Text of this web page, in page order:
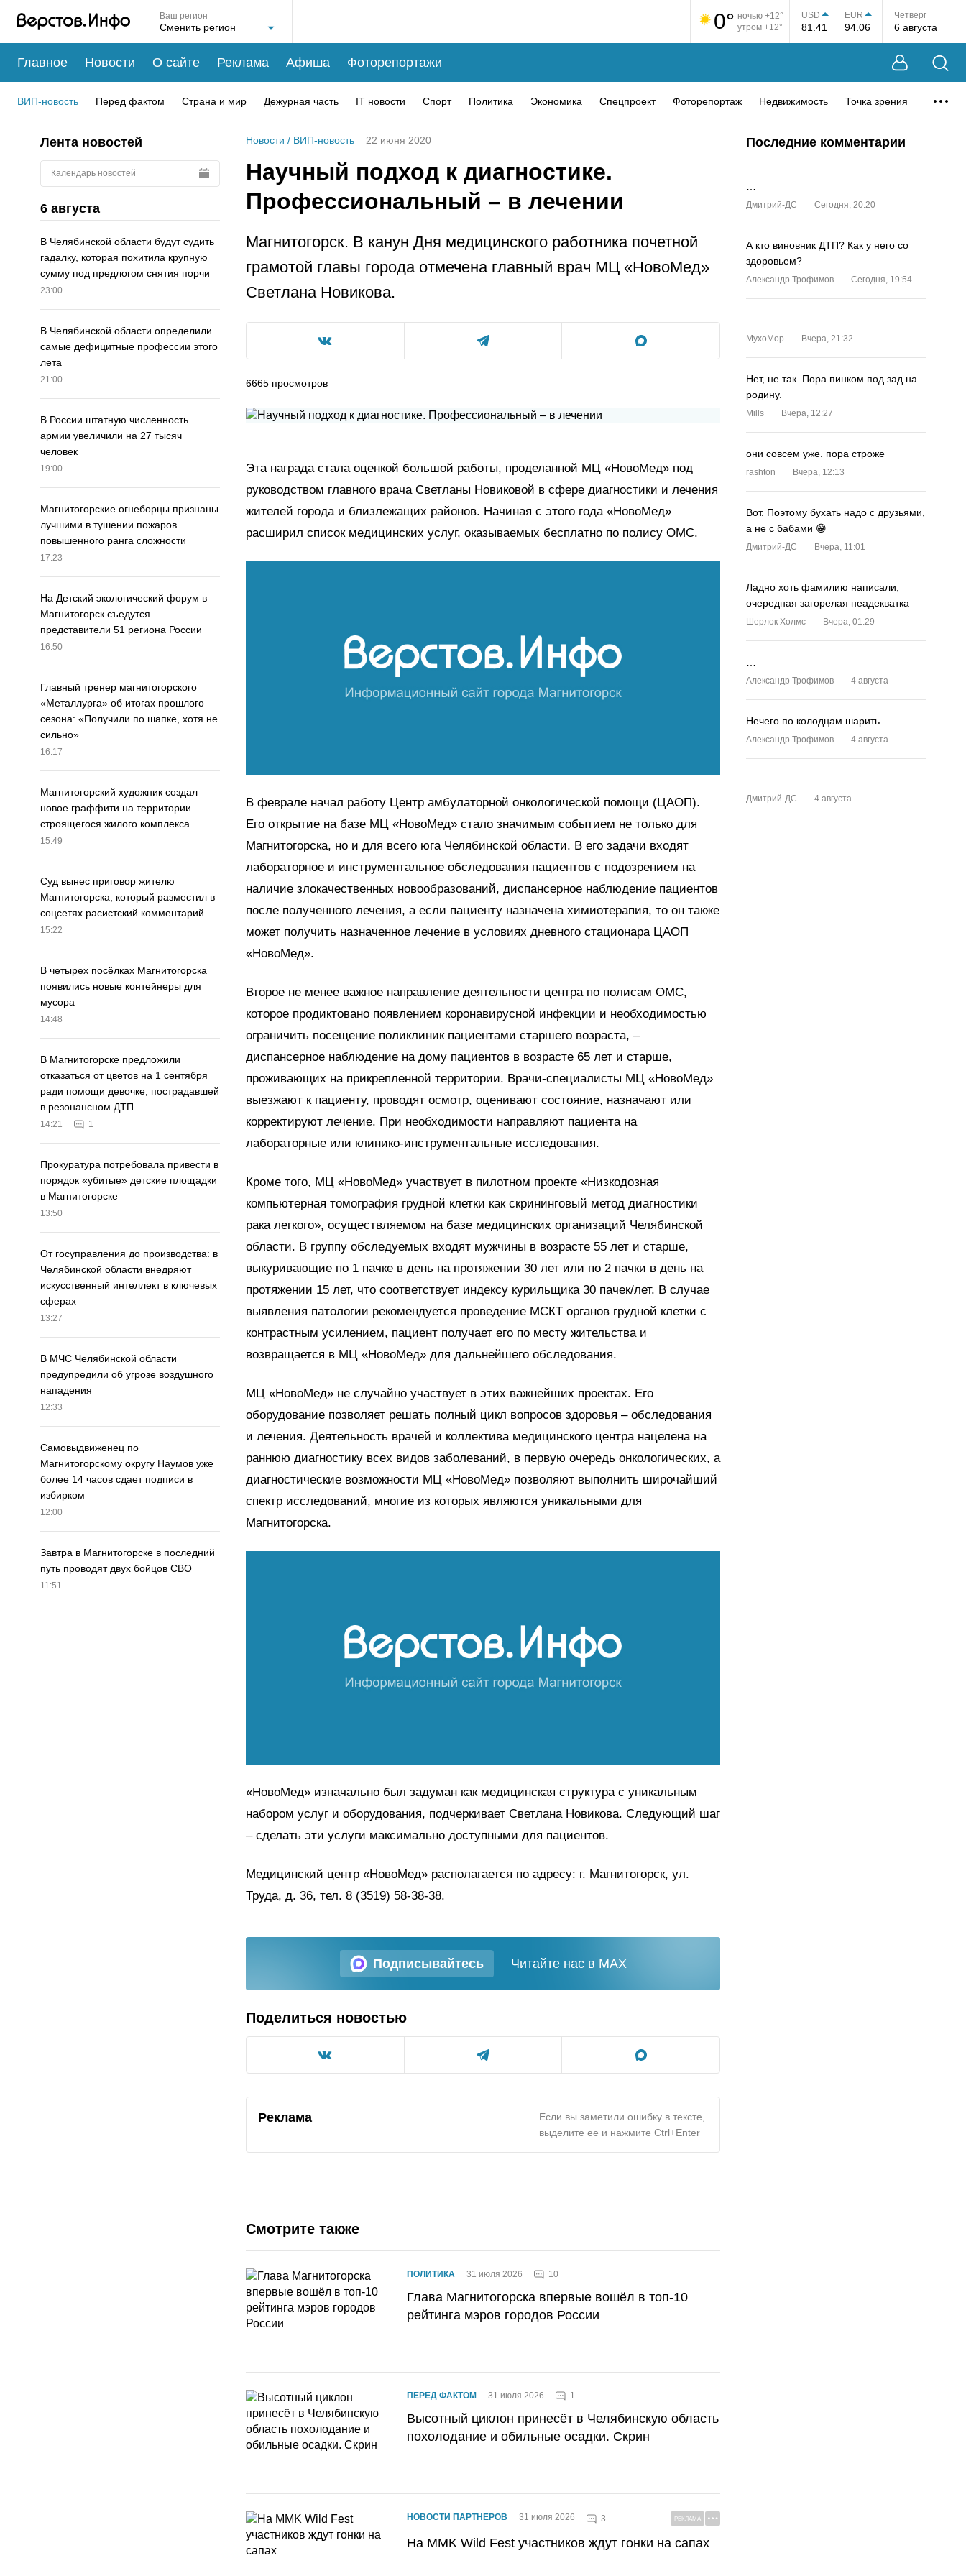
Ваш регион 0° ночью +12°
утром +12°
USD
81.41
EUR
94.06
Четверг
6 августа
Главное Новости О сайте Реклама Афиша Фоторепортажи
ВИП-новость Перед фактом Страна и мир Дежурная часть IT новости Спорт Политика Экономика Спецпроект Фоторепортаж Недвижимость Точка зрения
Лента новостей
Календарь новостей
6 августа
В Челябинской области будут судить
гадалку, которая похитила крупную
сумму под предлогом снятия порчи
23:00
В Челябинской области определили
самые дефицитные профессии этого
лета
21:00
В России штатную численность
армии увеличили на 27 тысяч
человек
19:00
Магнитогорские огнеборцы признаны
лучшими в тушении пожаров
повышенного ранга сложности
17:23
На Детский экологический форум в
Магнитогорск съедутся
представители 51 региона России
16:50
Главный тренер магнитогорского
«Металлурга» об итогах прошлого
сезона: «Получили по шапке, хотя не
сильно»
16:17
Магнитогорский художник создал
новое граффити на территории
строящегося жилого комплекса
15:49
Суд вынес приговор жителю
Магнитогорска, который разместил в
соцсетях расистский комментарий
15:22
В четырех посёлках Магнитогорска
появились новые контейнеры для
мусора
14:48
В Магнитогорске предложили
отказаться от цветов на 1 сентября
ради помощи девочке, пострадавшей
в резонансном ДТП
14:21 1
Прокуратура потребовала привести в
порядок «убитые» детские площадки
в Магнитогорске
13:50
От госуправления до производства: в
Челябинской области внедряют
искусственный интеллект в ключевых
сферах
13:27
В МЧС Челябинской области
предупредили об угрозе воздушного
нападения
12:33
Самовыдвиженец по
Магнитогорскому округу Наумов уже
более 14 часов сдает подписи в
избирком
12:00
Завтра в Магнитогорске в последний
путь проводят двух бойцов СВО
11:51
Новости / ВИП-новость 22 июня 2020
Научный подход к диагностике.
Профессиональный – в лечении
Магнитогорск. В канун Дня медицинского работника почетной
грамотой главы города отмечена главный врач МЦ «НовоМед»
Светлана Новикова.
6665 просмотров
Эта награда стала оценкой большой работы, проделанной МЦ «НовоМед» под
руководством главного врача Светланы Новиковой в сфере диагностики и лечения
жителей города и близлежащих районов. Начиная с этого года «НовоМед»
расширил список медицинских услуг, оказываемых бесплатно по полису ОМС.
В феврале начал работу Центр амбулаторной онкологической помощи (ЦАОП).
Его открытие на базе МЦ «НовоМед» стало значимым событием не только для
Магнитогорска, но и для всего юга Челябинской области. В его задачи входят
лабораторное и инструментальное обследования пациентов с подозрением на
наличие злокачественных новообразований, диспансерное наблюдение пациентов
после полученного лечения, а если пациенту назначена химиотерапия, то он также
может получить назначенное лечение в условиях дневного стационара ЦАОП
«НовоМед».
Второе не менее важное направление деятельности центра по полисам ОМС,
которое продиктовано появлением коронавирусной инфекции и необходимостью
ограничить посещение поликлиник пациентами старшего возраста, –
диспансерное наблюдение на дому пациентов в возрасте 65 лет и старше,
проживающих на прикрепленной территории. Врачи-специалисты МЦ «НовоМед»
выезжают к пациенту, проводят осмотр, оценивают состояние, назначают или
корректируют лечение. При необходимости направляют пациента на
лабораторные или клинико-инструментальные исследования.
Кроме того, МЦ «НовоМед» участвует в пилотном проекте «Низкодозная
компьютерная томография грудной клетки как скрининговый метод диагностики
рака легкого», осуществляемом на базе медицинских организаций Челябинской
области. В группу обследуемых входят мужчины в возрасте 55 лет и старше,
выкуривающие по 1 пачке в день на протяжении 30 лет или по 2 пачки в день на
протяжении 15 лет, что соответствует индексу курильщика 30 пачек/лет. В случае
выявления патологии рекомендуется проведение МСКТ органов грудной клетки с
контрастным усилением, пациент получает его по месту жительства и
возвращается в МЦ «НовоМед» для дальнейшего обследования.
МЦ «НовоМед» не случайно участвует в этих важнейших проектах. Его
оборудование позволяет решать полный цикл вопросов здоровья – обследования
и лечения. Деятельность врачей и коллектива медицинского центра нацелена на
раннюю диагностику всех видов заболеваний, в первую очередь онкологических, а
диагностические возможности МЦ «НовоМед» позволяют выполнить широчайший
спектр исследований, многие из которых являются уникальными для
Магнитогорска.
«НовоМед» изначально был задуман как медицинская структура с уникальным
набором услуг и оборудования, подчеркивает Светлана Новикова. Следующий шаг
– сделать эти услуги максимально доступными для пациентов.
Медицинский центр «НовоМед» располагается по адресу: г. Магнитогорск, ул.
Труда, д. 36, тел. 8 (3519) 58-38-38.
Подписывайтесь Читайте нас в MAX
Поделиться новостью
Реклама
Если вы заметили ошибку в тексте,
выделите ее и нажмите Ctrl+Enter
Смотрите также
ПОЛИТИКА 31 июля 2026 10
Глава Магнитогорска впервые вошёл в топ-10
рейтинга мэров городов России
ПЕРЕД ФАКТОМ 31 июля 2026 1
Высотный циклон принесёт в Челябинскую область
похолодание и обильные осадки. Скрин
НОВОСТИ ПАРТНЕРОВ 31 июля 2026 3 РЕКЛАМА
На MMK Wild Fest участников ждут гонки на сапах
Последние комментарии
Дмитрий-ДС Сегодня, 20:20
А кто виновник ДТП? Как у него со
здоровьем?
Александр Трофимов Сегодня, 19:54
MyxoMop Вчера, 21:32
Нет, не так. Пора пинком под зад на
родину.
Mills Вчера, 12:27
они совсем уже. пора строже
rashton Вчера, 12:13
Вот. Поэтому бухать надо с друзьями,
а не с бабами 😁
Дмитрий-ДС Вчера, 11:01
Ладно хоть фамилию написали,
очередная загорелая неадекватка
Шерлок Холмс Вчера, 01:29
Александр Трофимов 4 августа
Нечего по колодцам шарить......
Александр Трофимов 4 августа
Дмитрий-ДС 4 августа